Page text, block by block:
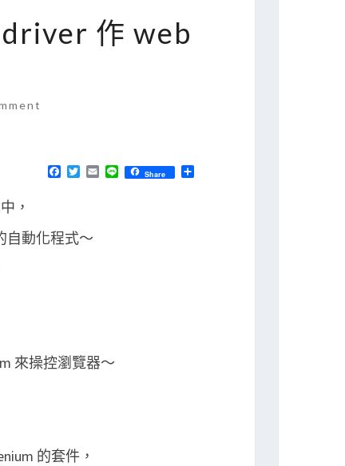
作 web
F
o
o
T
e
E
L
Share
分
，
自動化程式～
來操控瀏覽器～
的套件，